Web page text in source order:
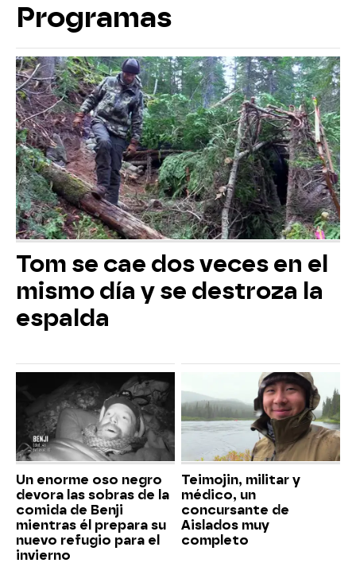
Programas
Tom se cae dos veces en el
mismo día y se destroza la
espalda
Un enorme oso negro
devora las sobras de la
comida de Benji
mientras él prepara su
nuevo refugio para el
invierno
Teimojin, militar y
médico, un
concursante de
Aislados muy
completo